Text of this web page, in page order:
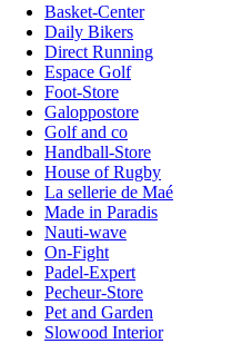
Basket-Center
Daily Bikers
Direct Running
Espace Golf
Foot-Store
Galoppostore
Golf and co
Handball-Store
House of Rugby
La sellerie de Maé
Made in Paradis
Nauti-wave
On-Fight
Padel-Expert
Pecheur-Store
Pet and Garden
Slowood Interior